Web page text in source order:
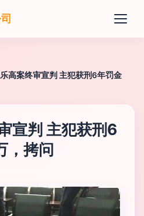
高案终审宣判 主犯获刑6年罚金
宣判 主犯获刑6
，拷问